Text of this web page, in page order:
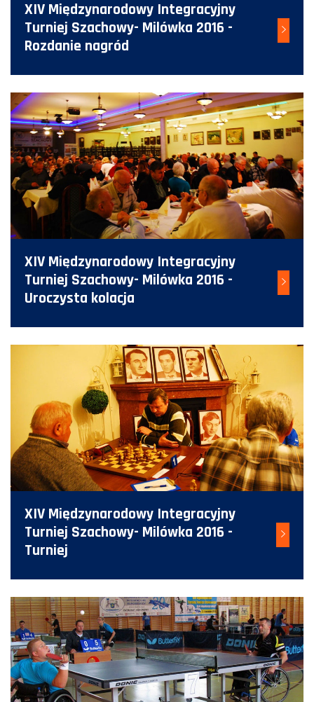
XIV Międzynarodowy Integracyjny
Turniej Szachowy- Milówka 2016 -
Rozdanie nagród
XIV Międzynarodowy Integracyjny
Turniej Szachowy- Milówka 2016 -
Uroczysta kolacja
XIV Międzynarodowy Integracyjny
Turniej Szachowy- Milówka 2016 -
Turniej